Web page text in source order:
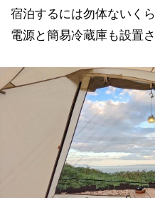
宿泊するには勿体ないく
電源と簡易冷蔵庫も設置さ